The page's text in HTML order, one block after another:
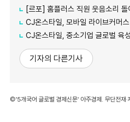
[르포] 홈플러스 직원 웃음소리 돌아왔다
CJ온스타일, 모바일 라이브커머스
CJ온스타일, 중소기업 글로벌 육
기자의 다른기사
©'5개국어 글로벌 경제신문' 아주경제. 무단전재·